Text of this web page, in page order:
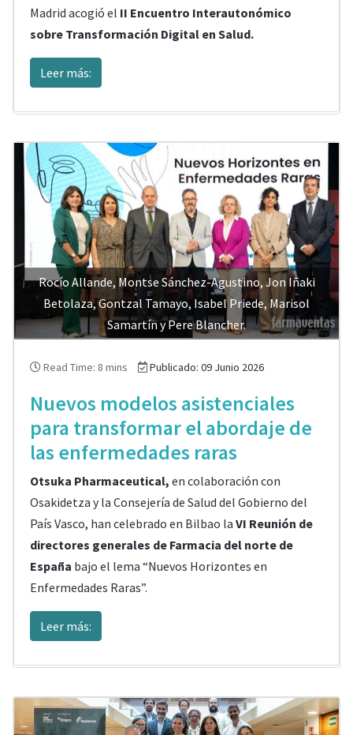
Madrid acogió el II Encuentro Interautonómico
sobre Transformación Digital en Salud.
Leer más:
Rocío Allande, Montse Sánchez-Agustino, Jon Iñaki
Betolaza, Gontzal Tamayo, Isabel Priede, Marisol
Samartín y Pere Blancher.
Read Time: 8 mins Publicado: 09 Junio 2026
Nuevos modelos asistenciales
para transformar el abordaje de
las enfermedades raras
Otsuka Pharmaceutical, en colaboración con
Osakidetza y la Consejería de Salud del Gobierno del
País Vasco, han celebrado en Bilbao la VI Reunión de
directores generales de Farmacia del norte de
España bajo el lema “Nuevos Horizontes en
Enfermedades Raras”.
Leer más: